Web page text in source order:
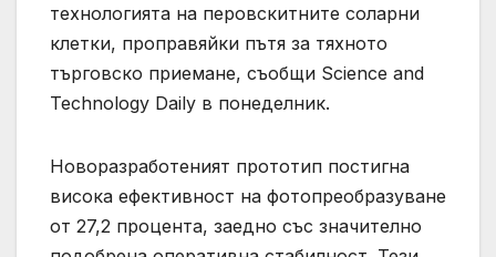
технологията на перовскитните соларни
клетки, проправяйки пътя за тяхното
търговско приемане, съобщи Science and
Technology Daily в понеделник.
Новоразработеният прототип постигна
висока ефективност на фотопреобразуване
от 27,2 процента, заедно със значително